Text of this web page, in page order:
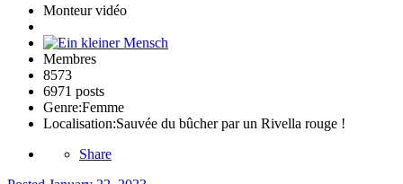
Monteur vidéo
Membres
8573
6971 posts
Genre:Femme
Localisation:Sauvée du bûcher par un Rivella rouge !
Share